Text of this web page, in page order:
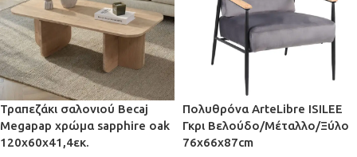
Τραπεζάκι σαλονιού Becaj
Megapap χρώμα sapphire oak
120x60x41,4εκ.
Πολυθρόνα ArteLibre ISILEE
Γκρι Βελούδο/Μέταλλο/Ξύλο
76x66x87cm